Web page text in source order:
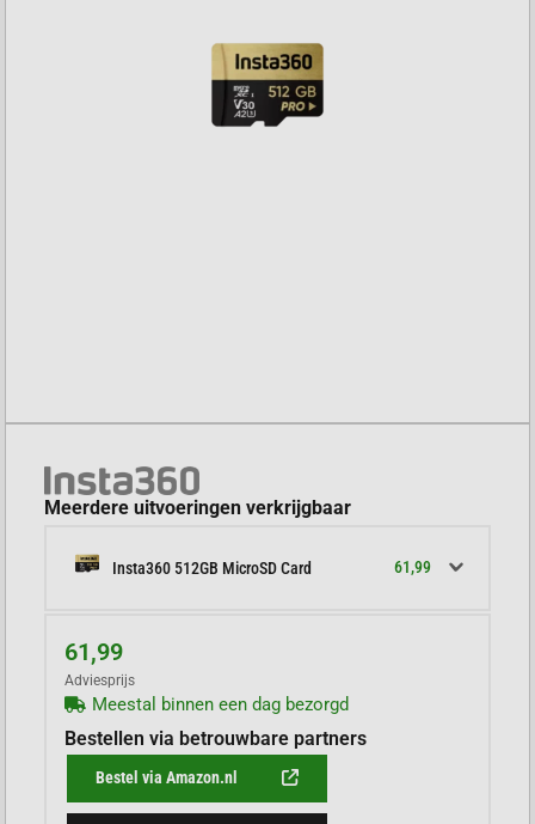
Meerdere uitvoeringen verkrijgbaar
Insta360 512GB MicroSD Card 61,99
61,99
Adviesprijs
Meestal binnen een dag bezorgd
Bestellen via betrouwbare partners
Bestel via Amazon.nl